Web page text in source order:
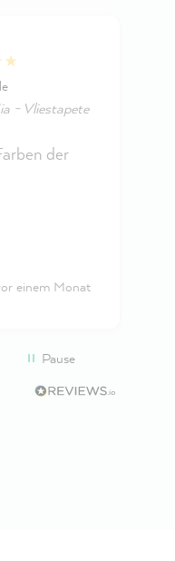
- Vliestapete
der
einem Monat
Pause